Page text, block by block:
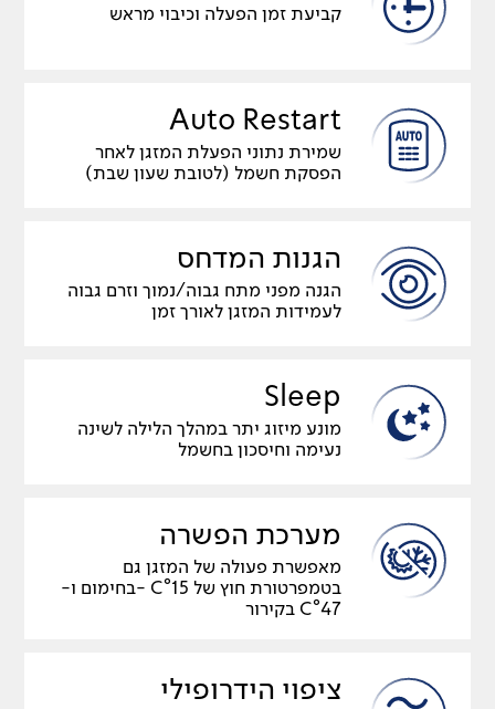
קביעת זמן הפעלה וכיבוי מראש
Auto Restart
שמירת נתוני הפעלת המזגן לאחר
הפסקת חשמל (לטובת שעון שבת)
הגנות המדחס
הגנה מפני מתח גבוה/נמוך וזרם גבוה
לעמידות המזגן לאורך זמן
Sleep
מונע מיזוג יתר במהלך הלילה לשינה
נעימה וחיסכון בחשמל
מערכת הפשרה
מאפשרת פעולה של המזגן גם
בטמפרטורת חוץ של C°15 -בחימום ו-
C°47 בקירור
ציפוי הידרופילי